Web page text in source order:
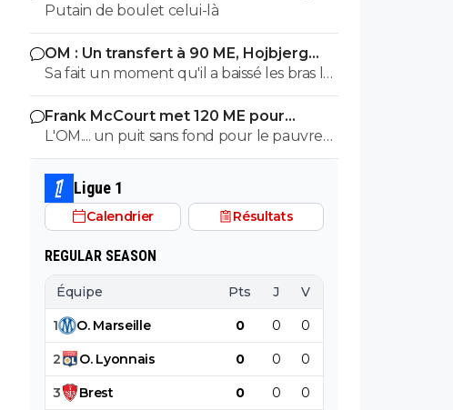
Putain de boulet celui-là
OM : Un transfert à 90 ME, Hojbjerg
s'en va
Sa fait un moment qu'il a baissé les bras la
première saison il etait top mais depuis
quelques match etait en dessus. Merci et
bon vent a lui pour le reste de sa carrière
...
Frank McCourt met 120 ME pour
sauver l’OM !
L'OM.... un puit sans fond pour le pauvre
Frank McCourt.
Ligue 1
Calendrier Résultats
REGULAR SEASON
Équipe Pts J V
1 O. Marseille 0 0 0
2 O. Lyonnais 0 0 0
3 Brest 0 0 0